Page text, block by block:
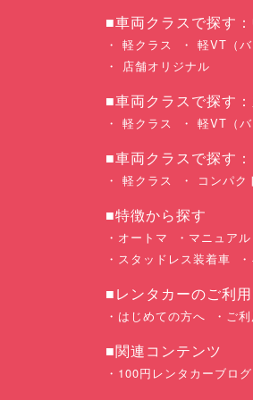
■車両クラスで探す
軽クラス 軽VT（
店舗オリジナル
■車両クラスで探す
軽クラス 軽VT（
■車両クラスで探す
軽クラス コンパク
■特徴から探す
オートマ マニュアル
スタッドレス装着車
■レンタカーのご利
はじめての方へ ご
■関連コンテンツ
100円レンタカーブログ